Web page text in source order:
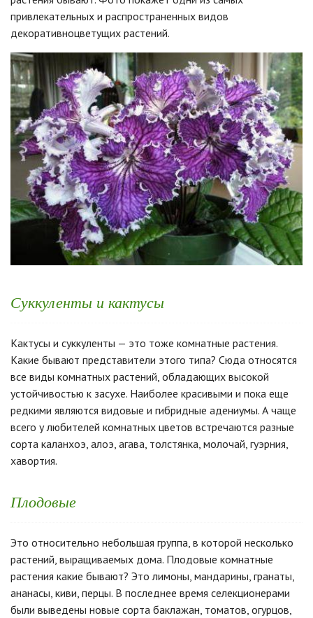
привлекательных и распространенных видов
декоративноцветущих растений.
Суккуленты и кактусы
Кактусы и суккуленты — это тоже комнатные растения.
Какие бывают представители этого типа? Сюда относятся
все виды комнатных растений, обладающих высокой
устойчивостью к засухе. Наиболее красивыми и пока еще
редкими являются видовые и гибридные адениумы. А чаще
всего у любителей комнатных цветов встречаются разные
сорта каланхоэ, алоэ, агава, толстянка, молочай, гуэрния,
хавортия.
Плодовые
Это относительно небольшая группа, в которой несколько
растений, выращиваемых дома. Плодовые комнатные
растения какие бывают? Это лимоны, мандарины, гранаты,
ананасы, киви, перцы. В последнее время селекционерами
были выведены новые сорта баклажан, томатов, огурцов,